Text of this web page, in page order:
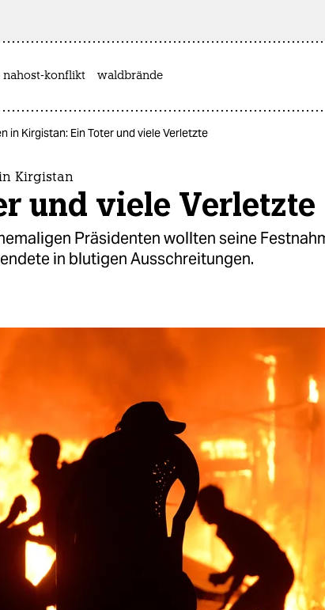
nahost-konflikt waldbrände
in Kirgistan: Ein Toter und viele Verletzte
Kirgistan
und viele Verletzte
Präsidenten wollten seine
in blutigen Ausschreitungen.